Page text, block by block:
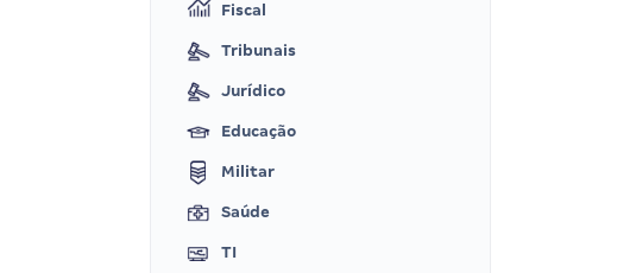
Fiscal
Tribunais
Jurídico
Educação
Militar
Saúde
TI